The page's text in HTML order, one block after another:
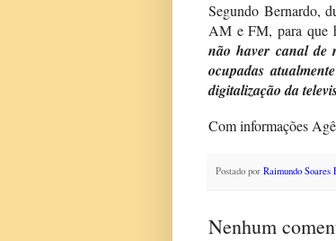
Segundo Bernardo,
AM e FM, para que
não haver canal de
ocupadas
digitalização da
Com informações
Postado por Raimundo Soares
Nenhum